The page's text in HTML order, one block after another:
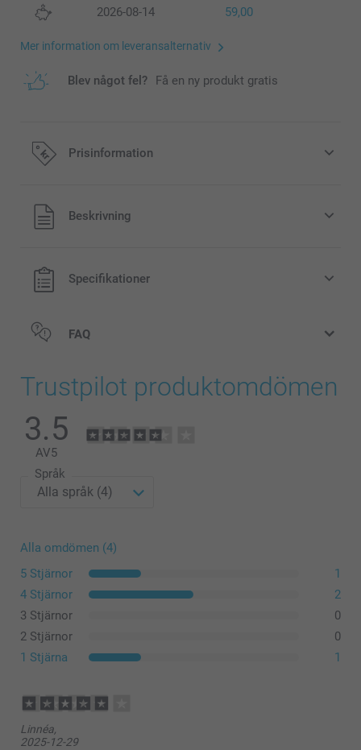
2026-08-14 59,00
Mer information om leveransalternativ
Blev något fel? Få en ny produkt gratis
Prisinformation
Alla priser är i svenska kronor (SEK), inklusive moms och
exklusive porto.
Beskrivning
Specifikationer
Så här stämplar du dina kläder med namnstämpeln
Placera plagget på en hård och plan yta
ner stämpeln till hälften för att se till att den har bläck
FAQ
Trustpilot produktomdömen
3.5
AV5
Språk
Alla omdömen (4)
5 Stjärnor
1
4 Stjärnor
2
3 Stjärnor
0
2 Stjärnor
0
1 Stjärna
1
Linnéa,
2025-12-29